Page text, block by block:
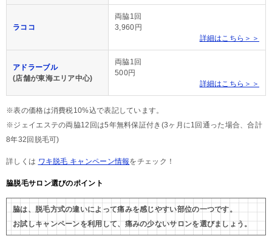
ラココ
両脇1回
3,960円
詳細はこちら＞＞
アドラーブル
(店舗が東海エリア中心)
両脇1回
500円
詳細はこちら＞＞
※表の価格は消費税10%込で表記しています。
※ジェイエステの両脇12回は5年無料保証付き(3ヶ月に1回通った場合、合計
8年32回脱毛可)
詳しくは ワキ脱毛 キャンペーン情報をチェック！
脇脱毛サロン選びのポイント
脇は、脱毛方式の違いによって痛みを感じやすい部位の一つです。
お試しキャンペーンを利用して、痛みの少ないサロンを選びましょう。